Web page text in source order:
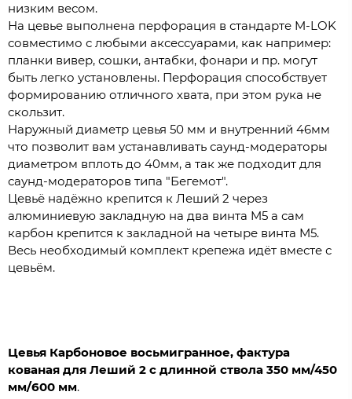
низким весом.
На цевье выполнена перфорация в стандарте M-LOK
совместимо с любыми аксессуарами, как например:
планки вивер, сошки, антабки, фонари и пр. могут
быть легко установлены. Перфорация способствует
формированию отличного хвата, при этом рука не
скользит.
Наружный диаметр цевья 50 мм и внутренний 46мм
что позволит вам устанавливать саунд-модераторы
диаметром вплоть до 40мм, а так же подходит для
саунд-модераторов типа "Бегемот".
Цевьё надёжно крепится к Леший 2 через
алюминиевую закладную на два винта M5 а сам
карбон крепится к закладной на четыре винта M5.
Весь необходимый комплект крепежа идёт вместе с
цевьём.
Цевья Карбоновое восьмигранное, фактура
кованая для Леший 2 с длинной ствола 350 мм/450
мм/600 мм.